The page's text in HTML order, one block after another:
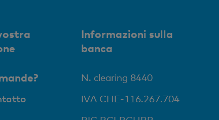
Informazioni sulla
banca
N. clearing 8440
IVA CHE-116.267.704